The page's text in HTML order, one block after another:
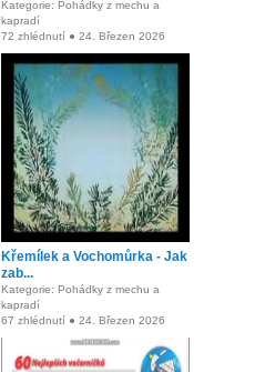
Kategorie: Pohádky z mechu a
kapradí
72 zhlédnutí ● 24. Březen 2026
Křemílek a Vochomůrka - Jak
zab...
Kategorie: Pohádky z mechu a
kapradí
67 zhlédnutí ● 24. Březen 2026